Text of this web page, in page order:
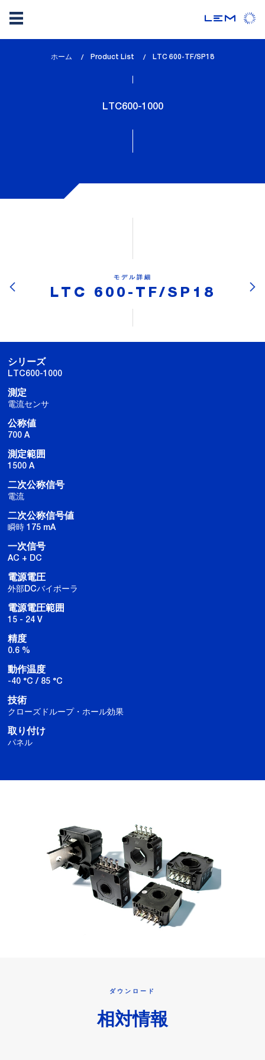
動
ホーム Product List
lem_current_page
LTC 600-TF/SP18
LTC600-1000
モデル詳細
LTC 600-TF/SP18
シリーズ
LTC600-1000
測定
電流センサ
公称値
700 A
測定範囲
1500 A
二次公称信号
電流
二次公称信号値
瞬時 175 mA
一次信号
AC + DC
電源電圧
外部DCバイポーラ
電源電圧範囲
15 - 24 V
精度
0.6 %
動作温度
-40 °C / 85 °C
技術
クローズドループ・ホール効果
取り付け
パネル
ダウンロード
相対情報